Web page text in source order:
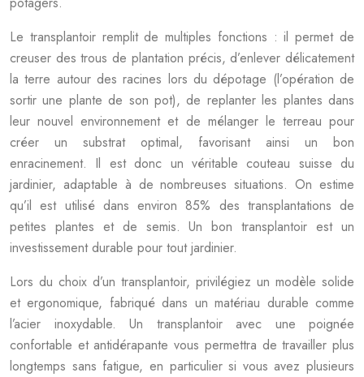
Le transplantoir remplit de multiples fonctions : il permet de
creuser des trous de plantation précis, d’enlever délicatement
la terre autour des racines lors du dépotage (l’opération de
sortir une plante de son pot), de replanter les plantes dans
leur nouvel environnement et de mélanger le terreau pour
créer un substrat optimal, favorisant ainsi un bon
enracinement. Il est donc un véritable couteau suisse du
jardinier, adaptable à de nombreuses situations. On estime
qu’il est utilisé dans environ 85% des transplantations de
petites plantes et de semis. Un bon transplantoir est un
investissement durable pour tout jardinier.
Lors du choix d’un transplantoir, privilégiez un modèle solide
et ergonomique, fabriqué dans un matériau durable comme
l’acier inoxydable. Un transplantoir avec une poignée
confortable et antidérapante vous permettra de travailler plus
longtemps sans fatigue, en particulier si vous avez plusieurs